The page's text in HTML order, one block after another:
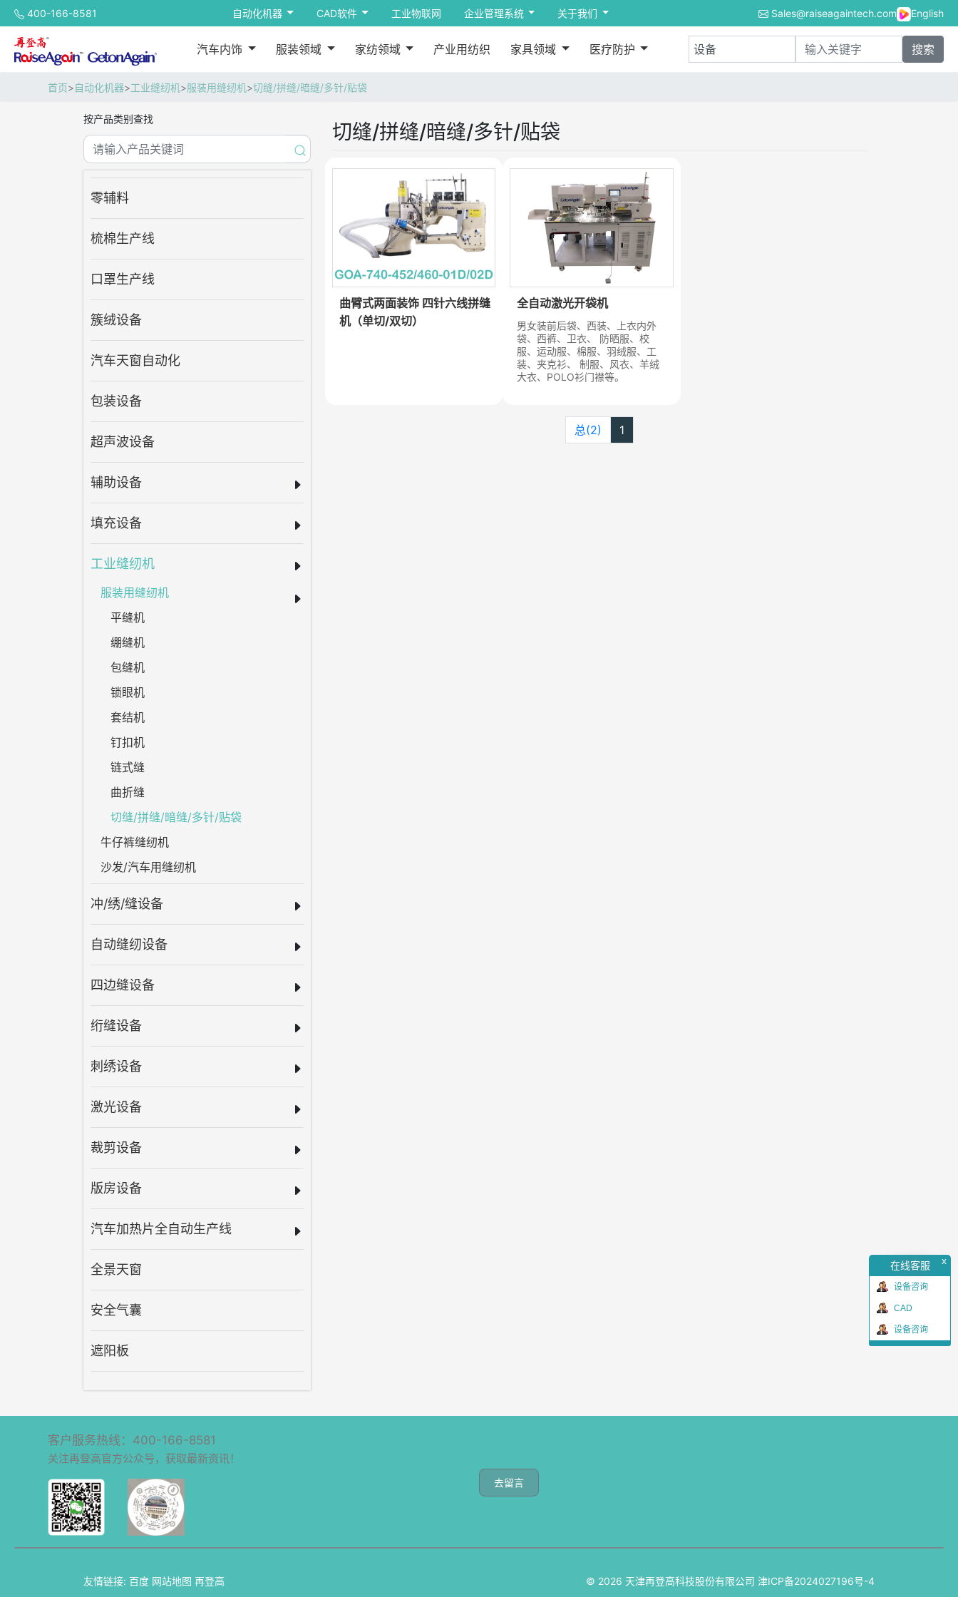
在线客服 x
设备咨询
CAD
设备咨询
400-166-8581 自动化机器 CAD软件 工业物联网 企业管理系统 关于我们 Sales@raiseagaintech.com English
汽车内饰 服装领域 家纺领域 产业用纺织 家具领域 医疗防护
首页>自动化机器>工业缝纫机>服装用缝纫机>切缝/拼缝/暗缝/多针/贴袋
按产品类别查找
零辅料
梳棉生产线
口罩生产线
簇绒设备
汽车天窗自动化
包装设备
超声波设备
辅助设备
填充设备
工业缝纫机
服装用缝纫机
平缝机
绷缝机
包缝机
锁眼机
套结机
钉扣机
链式缝
曲折缝
切缝/拼缝/暗缝/多针/贴袋
牛仔裤缝纫机
沙发/汽车用缝纫机
冲/绣/缝设备
自动缝纫设备
四边缝设备
绗缝设备
刺绣设备
激光设备
裁剪设备
版房设备
汽车加热片全自动生产线
全景天窗
安全气囊
遮阳板
切缝/拼缝/暗缝/多针/贴袋
曲臂式两面装饰 四针六线拼缝
机（单切/双切）
全自动激光开袋机
男女装前后袋、西装、上衣内外
袋、西裤、卫衣、 防晒服、校
服、运动服、棉服、羽绒服、工
装、夹克衫、 制服、风衣、羊绒
大衣、POLO衫门襟等。
总(2) 1
客户服务热线：400-166-8581
关注再登高官方公众号，获取最新资讯！
去留言
友情链接: 百度 网站地图 再登高 © 2026 天津再登高科技股份有限公司 津ICP备2024027196号-4